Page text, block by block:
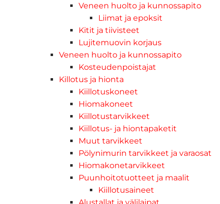
Veneen huolto ja kunnossapito
Liimat ja epoksit
Kitit ja tiivisteet
Lujitemuovin korjaus
Veneen huolto ja kunnossapito
Kosteudenpoistajat
Killotus ja hionta
Kiillotuskoneet
Hiomakoneet
Kiillotustarvikkeet
Kiillotus- ja hiontapaketit
Muut tarvikkeet
Pölynimurin tarvikkeet ja varaosat
Hiomakonetarvikkeet
Puunhoitotuotteet ja maalit
Kiillotusaineet
Alustallat ja välilaipat